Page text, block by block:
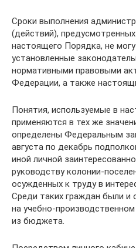
Сроки выполнения
(действий),
настоящего Порядка, не
установленные
нормативными правовыми
Федерации, а также
Понятия, используемые в
применяются в тех же
определены Федеральным
августа по декабрь
иной личной
руководству колонии-
осужденных к труду в
Среди таких граждан были
на учебно-
из бюджета.